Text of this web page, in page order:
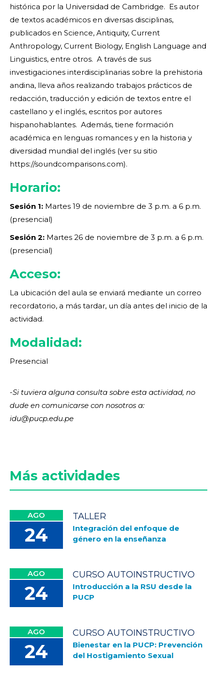
histórica por la Universidad de Cambridge. Es autor
de textos académicos en diversas disciplinas,
publicados en Science, Antiquity, Current
Anthropology, Current Biology, English Language and
Linguistics, entre otros. A través de sus
investigaciones interdisciplinarias sobre la prehistoria
andina, lleva años realizando trabajos prácticos de
redacción, traducción y edición de textos entre el
castellano y el inglés, escritos por autores
hispanohablantes. Además, tiene formación
académica en lenguas romances y en la historia y
diversidad mundial del inglés (ver su sitio
https://soundcomparisons.com).
Horario:
Sesión 1: Martes 19 de noviembre de 3 p.m. a 6 p.m.
(presencial)
Sesión 2: Martes 26 de noviembre de 3 p.m. a 6 p.m.
(presencial)
Acceso:
La ubicación del aula se enviará mediante un correo
recordatorio, a más tardar, un día antes del inicio de la
actividad.
Modalidad:
Presencial
-Si tuviera alguna consulta sobre esta actividad, no
dude en comunicarse con nosotros a:
idu@pucp.edu.pe
Más actividades
AGO
24
TALLER
Integración del enfoque de
género en la enseñanza
AGO
24
CURSO AUTOINSTRUCTIVO
Introducción a la RSU desde la
PUCP
AGO
24
CURSO AUTOINSTRUCTIVO
Bienestar en la PUCP: Prevención
del Hostigamiento Sexual